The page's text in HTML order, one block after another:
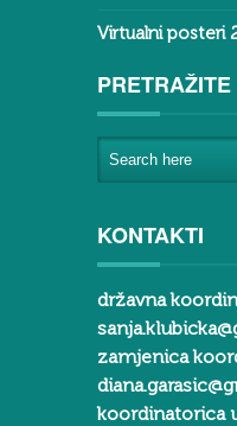
Virtualni posteri
KONTAKTI
državna
zamjenica
koordinatorica